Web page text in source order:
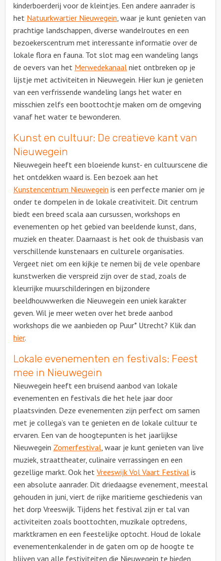
kinderboerderij voor de kleintjes. Een andere aanrader is
het Natuurkwartier Nieuwegein, waar je kunt genieten van
prachtige landschappen, diverse wandelroutes en een
bezoekerscentrum met interessante informatie over de
lokale flora en fauna. Tot slot mag een wandeling langs
de oevers van het Merwedekanaal niet ontbreken op je
lijstje met activiteiten in Nieuwegein. Hier kun je genieten
van een verfrissende wandeling langs het water en
misschien zelfs een boottochtje maken om de omgeving
vanaf het water te bewonderen.
Kunst en cultuur: De creatieve kant van
Nieuwegein
Nieuwegein heeft een bloeiende kunst- en cultuurscene die
het ontdekken waard is. Een bezoek aan het
Kunstencentrum Nieuwegein is een perfecte manier om je
onder te dompelen in de lokale creativiteit. Dit centrum
biedt een breed scala aan cursussen, workshops en
evenementen op het gebied van beeldende kunst, dans,
muziek en theater. Daarnaast is het ook de thuisbasis van
verschillende kunstenaars en culturele organisaties.
Vergeet niet om een kijkje te nemen bij de vele openbare
kunstwerken die verspreid zijn over de stad, zoals de
kleurrijke muurschilderingen en bijzondere
beeldhouwwerken die Nieuwegein een uniek karakter
geven. Wil je meer weten over het brede aanbod
workshops die we aanbieden op Puur* Utrecht? Klik dan
hier.
Lokale evenementen en festivals: Feest
mee in Nieuwegein
Nieuwegein heeft een bruisend aanbod van lokale
evenementen en festivals die het hele jaar door
plaatsvinden. Deze evenementen zijn perfect om samen
met je collega’s van te genieten en de lokale cultuur te
ervaren. Een van de hoogtepunten is het jaarlijkse
Nieuwegein Zomerfestival, waar je kunt genieten van live
muziek, straattheater, culinaire verrassingen en een
gezellige markt. Ook het Vreeswijk Vol Vaart Festival is
een absolute aanrader. Dit driedaagse evenement, meestal
gehouden in juni, viert de rijke maritieme geschiedenis van
het dorp Vreeswijk. Tijdens het festival zijn er tal van
activiteiten zoals boottochten, muzikale optredens,
marktkramen en een feestelijke optocht. Houd de lokale
evenementenkalender in de gaten om op de hoogte te
blijven van alle festiviteiten die Nieuwegein te bieden